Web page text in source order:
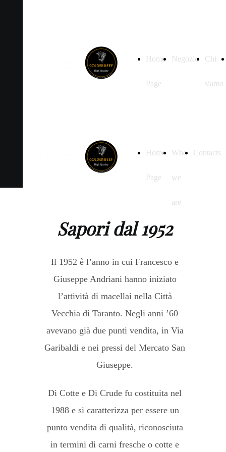
Home
Page
Negozio Chi
siamo
Home
Page
Who
we
are
Contacts
Sapori dal 1952
Il 1952 è l’anno in cui Francesco e
Giuseppe Andriani hanno iniziato
l’attività di macellai nella Città
Vecchia di Taranto. Negli anni ’60
avevano già due punti vendita, in Via
Garibaldi e nei pressi del Mercato San
Giuseppe.
Di Cotte e Di Crude fu costituita nel
1988 e si caratterizza per essere un
punto vendita di qualità, riconosciuta
in termini di carni fresche o cotte e